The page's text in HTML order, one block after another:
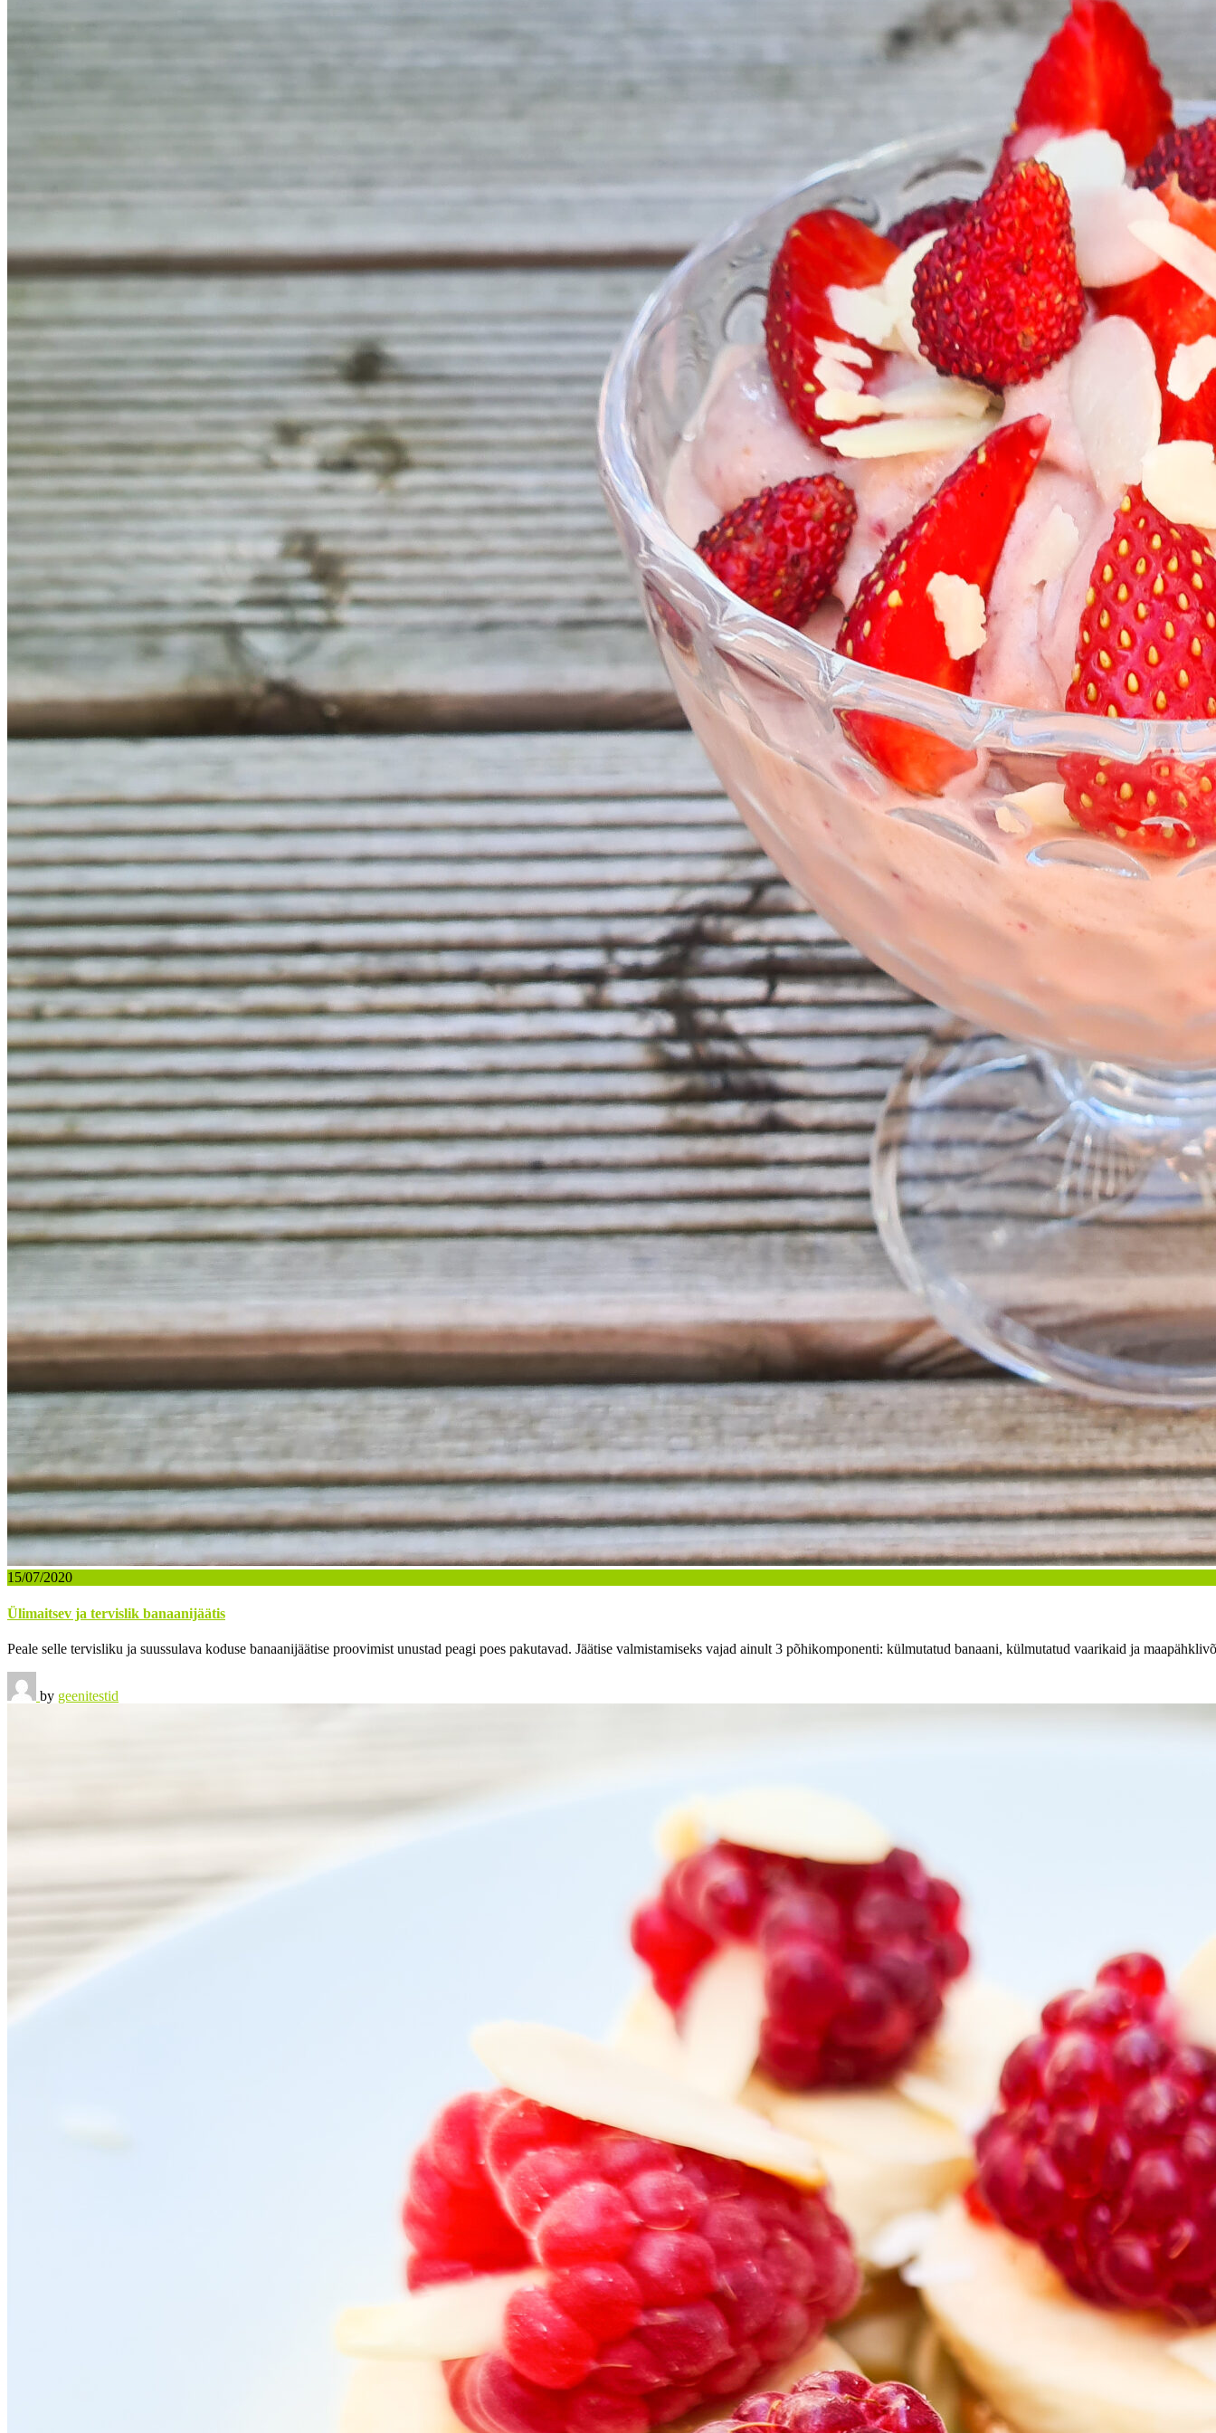
15/07/2020
Ülimaitsev ja tervislik banaanijäätis
Peale selle tervisliku ja suussulava koduse banaanijäätise proovimist unustad peagi poes pakutavad. Jäätise valmistamiseks vajad ainult 3 põhikomponenti: külmutatud banaani, külmutatud vaarikaid ja
by geenitestid